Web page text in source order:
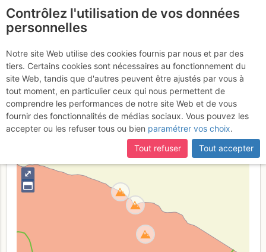
Stockhorn
(Baltschiedertal)
Suisse Valais Alpes Bernoises
⤢
Contrôlez l'utilisation de vos données
personnelles
Notre site Web utilise des cookies fournis par nous et par des
tiers. Certains cookies sont nécessaires au fonctionnement du
site Web, tandis que d'autres peuvent être ajustés par vous à
tout moment, en particulier ceux qui nous permettent de
comprendre les performances de notre site Web et de vous
fournir des fonctionnalités de médias sociaux. Vous pouvez les
accepter ou les refuser tous ou bien paramétrer vos choix.
Tout refuser
Tout accepter